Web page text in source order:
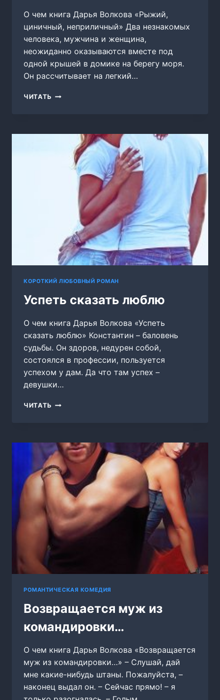
О чем книга Дарья Волкова «Рыжий,
циничный, неприличный» Два незнакомых
человека, мужчина и женщина,
неожиданно оказываются вместе под
одной крышей в домике на берегу моря.
Он рассчитывает на легкий…
ЧИТАТЬ РЫЖИЙ,
КОРОТКИЙ ЛЮБОВНЫЙ РОМАН
Успеть сказать люблю
О чем книга Дарья Волкова «Успеть
сказать люблю» Константин – баловень
судьбы. Он здоров, недурен собой,
состоялся в профессии, пользуется
успехом у дам. Да что там успех –
девушки…
ЧИТАТЬ УСПЕТЬ
РОМАНТИЧЕСКАЯ КОМЕДИЯ
Возвращается муж из
командировки…
О чем книга Дарья Волкова «Возвращается
муж из командировки…» – Слушай, дай
мне какие-нибудь штаны. Пожалуйста, –
наконец выдал он. – Сейчас прямо! – я